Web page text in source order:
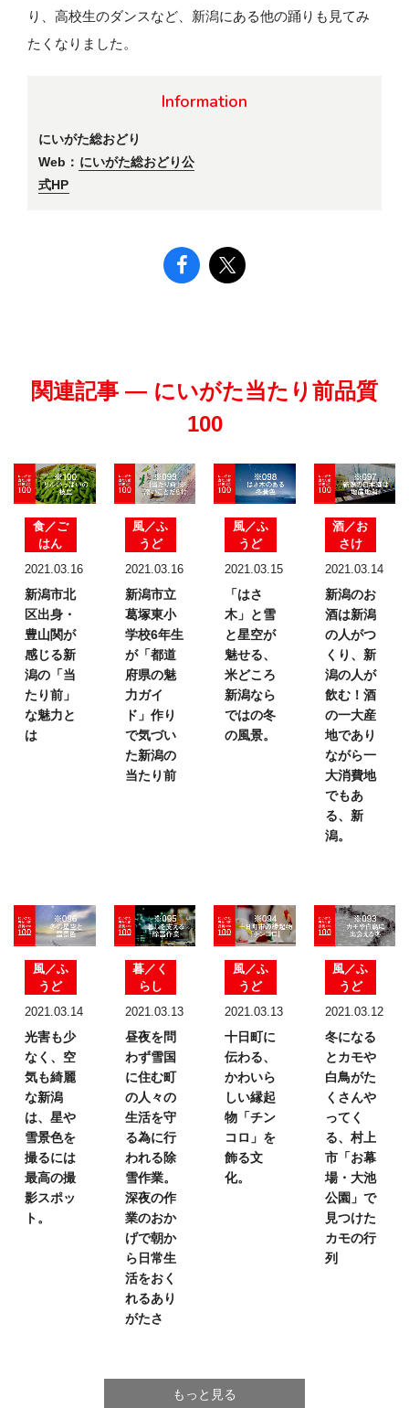
り、高校生のダンスなど、新潟にある他の踊りも見てみ
たくなりました。
Information
にいがた総おどり
Web： にいがた総おどり公
式HP
関連記事 — にいがた当たり前品質
100
食／ご
はん
2021.03.16
新潟市北
区出身・
豊山関が
感じる新
潟の 「当
たり前」
な魅力と
は
風／ふ
うど
2021.03.16
新潟市立
葛塚東小
学校6年生
が「都道
府県の魅
力ガイ
ド」 作り
で気づい
た新潟の
当たり前
風／ふ
うど
2021.03.15
「はさ
木」と雪
と星空が
魅せる、
米どころ
新潟なら
ではの冬
の風景。
酒／お
さけ
2021.03.14
新潟のお
酒は新潟
の人がつ
くり、 新
潟の人が
飲む！ 酒
の一大産
地であり
ながら一
大消費地
でもあ
る、新
潟。
風／ふ
うど
2021.03.14
光害も少
なく、 空
気も綺麗
な新潟
は、 星や
雪景色を
撮るには
最高の撮
影スポッ
ト。
暮／く
らし
2021.03.13
昼夜を問
わず雪国
に住む町
の人々の
生活を守
る為に行
われる除
雪作業。
深夜の作
業のおか
げで朝か
ら日常生
活をおく
れるあり
がたさ
風／ふ
うど
2021.03.13
十日町に
伝わる、
かわいら
しい縁起
物「チン
コロ」を
飾る文
化。
風／ふ
うど
2021.03.12
冬になる
とカモや
白鳥がた
くさんや
ってく
る、 村上
市「お幕
場・大池
公園」で
見つけた
カモの行
列
もっと見る